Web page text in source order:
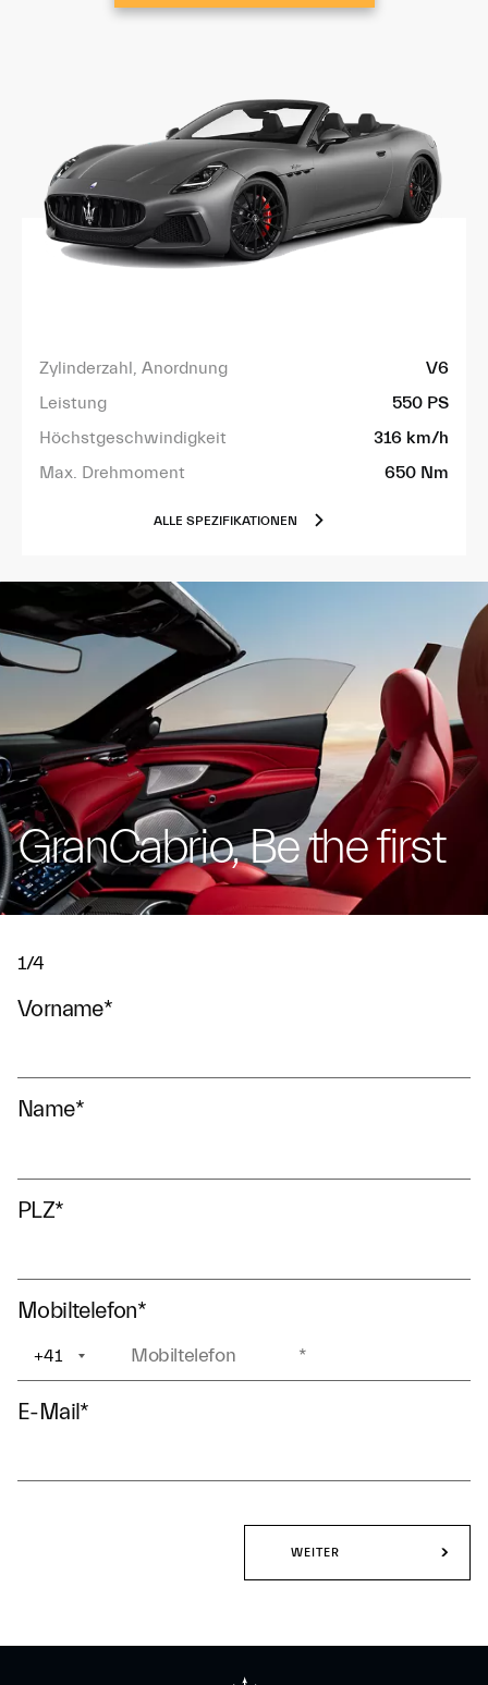
Zylinderzahl, Anordnung
V6
Leistung
550 PS
Höchstgeschwindigkeit
316 km/h
Max. Drehmoment
650 Nm
ALLE SPEZIFIKATIONEN
GranCabrio, Be the first
1/4
Vorname*
Name*
PLZ*
Mobiltelefon*
+41
+1
E-Mail*
WEITER